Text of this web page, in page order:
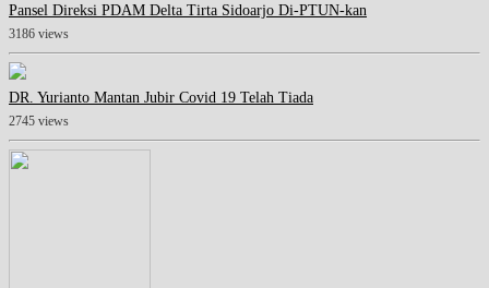
Pansel Direksi PDAM Delta Tirta Sidoarjo Di-PTUN-kan
3186 views
DR. Yurianto Mantan Jubir Covid 19 Telah Tiada
2745 views